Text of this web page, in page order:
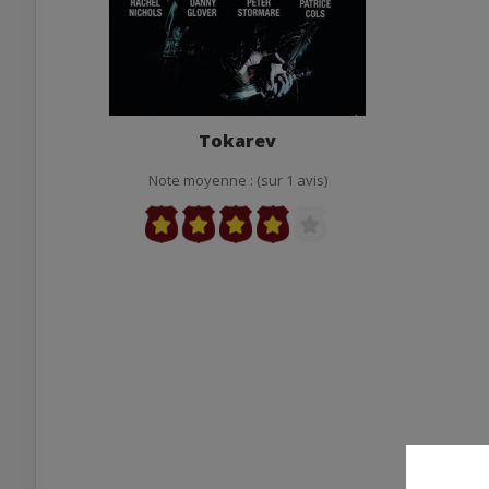
Tokarev
Note moyenne : (sur 1 avis)